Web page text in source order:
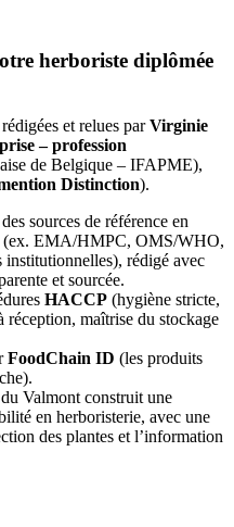
herboriste diplômée
et relues parVirginie
– profession
de Belgique – IFAPME),
Distinction).
sources de référence en
(ex. EMA/HMPC, OMS/WHO,
institutionnelles), rédigé avec
et sourcée.
HACCP (hygiène stricte,
réception, maîtrise du stockage
FoodChain ID (les produits
Valmont construit une
en herboristerie, avec une
des plantes et l’information